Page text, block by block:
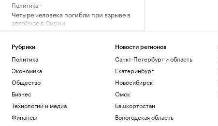
Политика
Четыре человека погибли при взрыве в
автобусе в Сирии
Общество
В Африке поддержали Инфантино
после скандала с продажей прав ЧМ
Спорт
Запасы газа в Европе на минимуме. Что
будет зимой
по «делу брокеров» о хищении ₽7 млрд
Финансы
Рубрики
Политика
Экономика
Общество
Бизнес
Технологии и медиа
Финансы
Новости регионов
Санкт-Петербург и область
Екатеринбург
Новосибирск
Омск
Башкортостан
Вологодская область